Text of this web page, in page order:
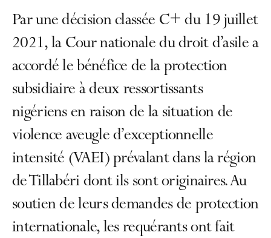
Par une décision classée C+ du 19 juillet
2021, la Cour nationale du droit d’asile a
accordé le bénéfice de la protection
subsidiaire à deux ressortissants
nigériens en raison de la situation de
violence aveugle d’exceptionnelle
intensité (VAEI) prévalant dans la région
de Tillabéri dont ils sont originaires. Au
soutien de leurs demandes de protection
internationale, les requérants ont fait